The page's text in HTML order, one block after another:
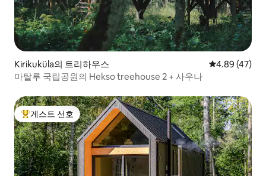
Kirikuküla의 트리하우스 평점 4.89점(5
4.89 (47)
마탈루 국립공원의 Hekso treehouse 2 + 사우나
상위 게스트 선호
게스트 선호